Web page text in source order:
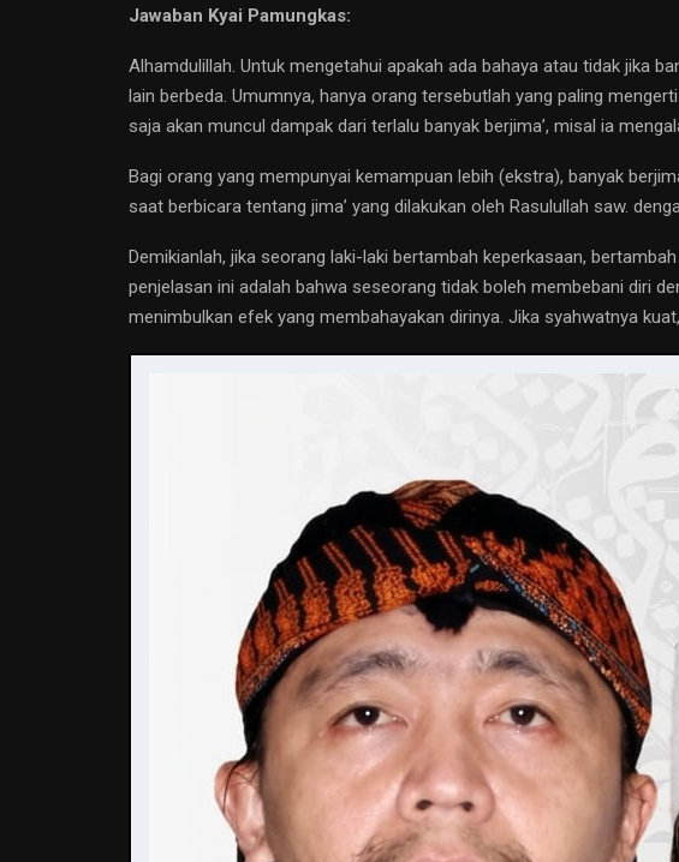
Jawaban Kyai Pamungkas:
Alhamdulillah. Untuk mengetahui apakah ada bahaya atau tidak jika
lain berbeda. Umumnya, hanya orang tersebutlah yang paling
saja akan muncul dampak dari terlalu banyak berjima’, misal ia
Bagi orang yang mempunyai kemampuan lebih (ekstra), banyak
saat berbicara tentang jima’ yang dilakukan oleh Rasulullah saw.
Demikianlah, jika seorang laki-laki bertambah keperkasaan,
penjelasan ini adalah bahwa seseorang tidak boleh membebani diri
menimbulkan efek yang membahayakan dirinya. Jika syahwatnya